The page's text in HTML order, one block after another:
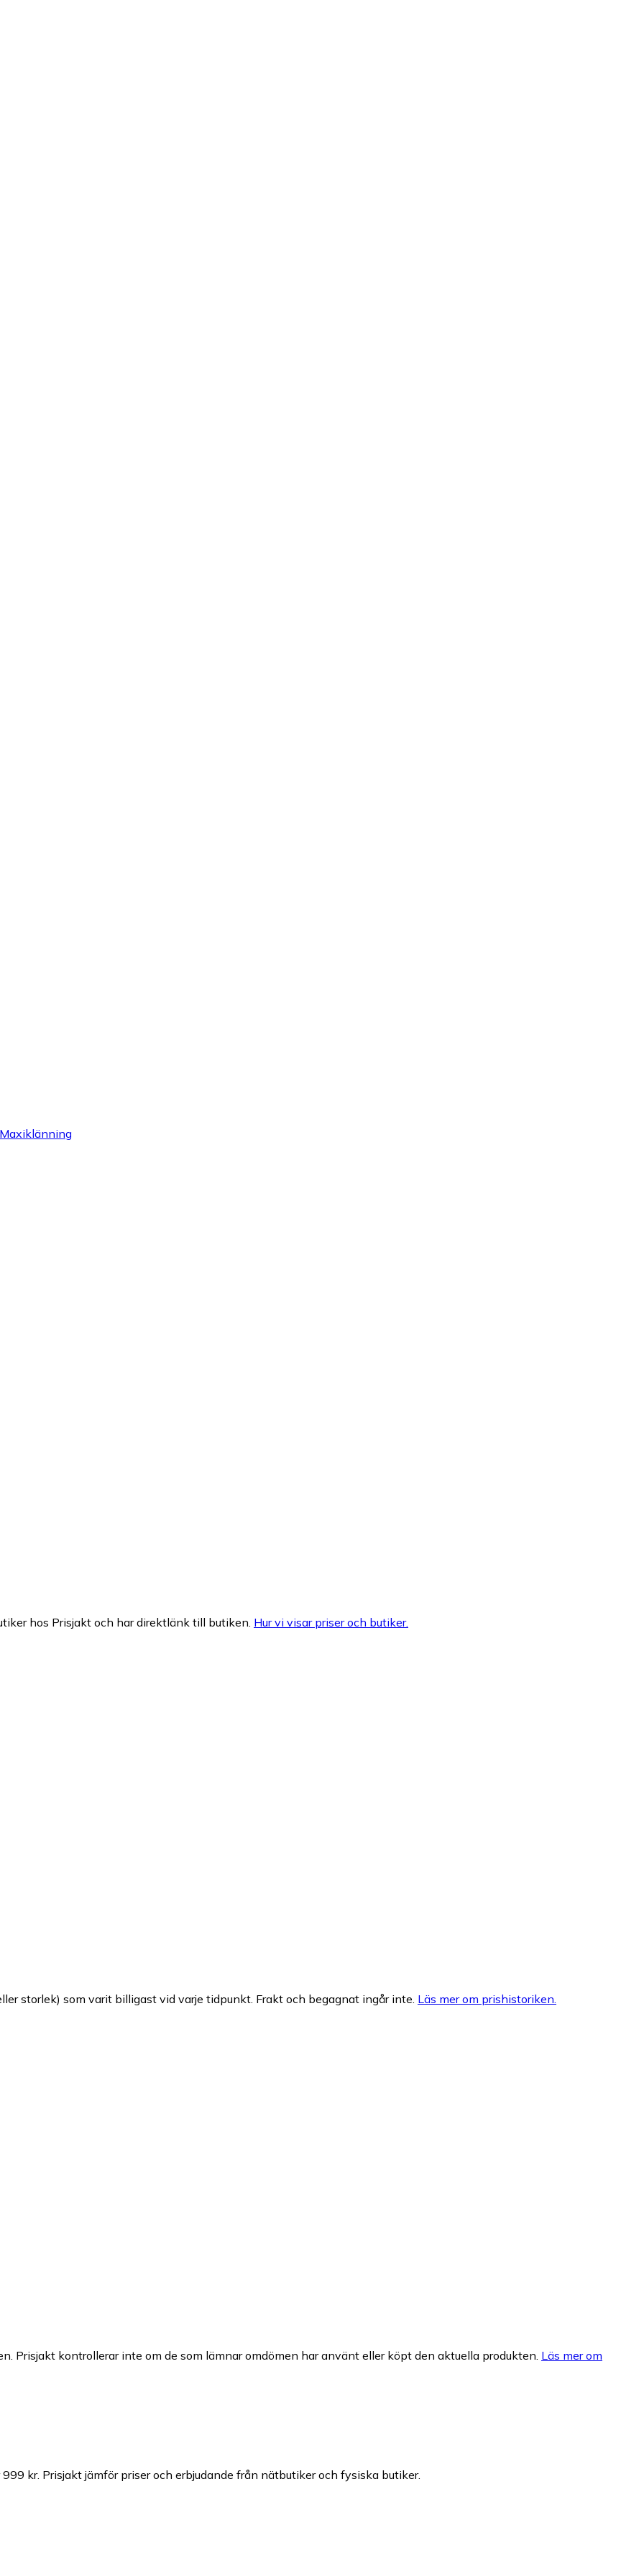
Maxiklänning
hos Prisjakt och har direktlänk till butiken. Hur vi visar priser och butiker.
storlek) som varit billigast vid varje tidpunkt. Frakt och begagnat ingår inte. Läs mer om prishistoriken.
Prisjakt kontrollerar inte om de som lämnar omdömen har använt eller köpt den aktuella produkten. Läs mer om
kr. Prisjakt jämför priser och erbjudande från nätbutiker och fysiska butiker.